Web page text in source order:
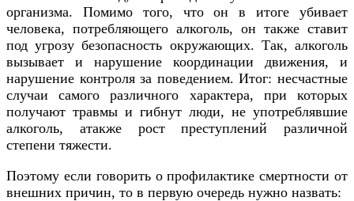
организма. Помимо того, что он в итоге убивает
человека, потребляющего алкоголь, он также ставит
под угрозу безопасность окружающих. Так, алкоголь
вызывает и нарушение координации движения, и
нарушение контроля за поведением. Итог: несчастные
случаи самого различного характера, при которых
получают травмы и гибнут люди, не употреблявшие
алкоголь, атакже рост преступлений различной
степени тяжести.
Поэтому если говорить о профилактике смертности от
внешних причин, то в первую очередь нужно назвать: